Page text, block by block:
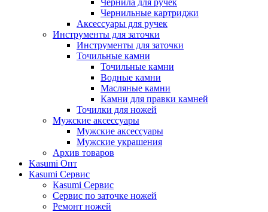
Чернильные картриджи
Аксессуары для ручек
Инструменты для заточки
Инструменты для заточки
Точильные камни
Точильные камни
Водные камни
Масляные камни
Камни для правки камней
Точилки для ножей
Мужские аксессуары
Мужские аксессуары
Мужские украшения
Архив товаров
Kasumi Опт
Кasumi Сервис
Кasumi Сервис
Сервис по заточке ножей
Ремонт ножей